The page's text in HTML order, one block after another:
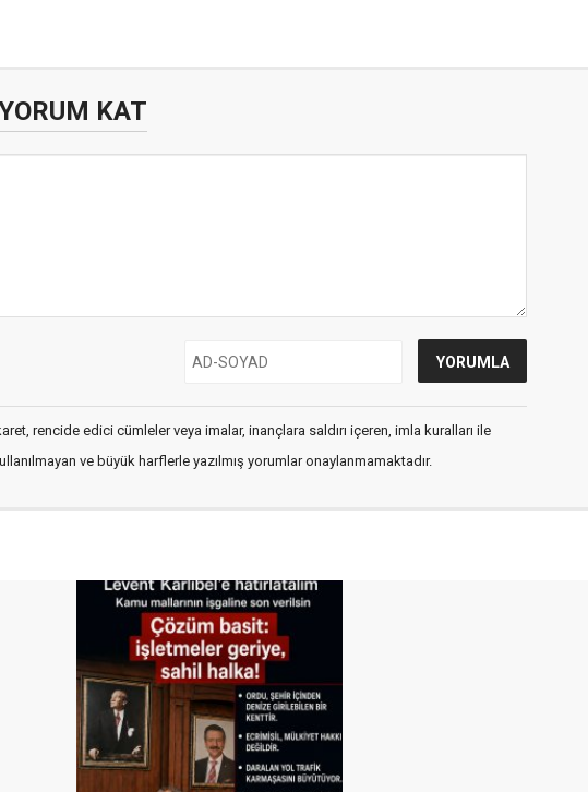
KAT
rencide edici cümleler veya imalar, inançlara saldırı içeren, imla kuralları ile
ve büyük harflerle yazılmış yorumlar onaylanmamaktadır.